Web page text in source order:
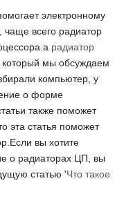
электронному
чаще всего радиатор
радиатор
который мы обсуждаем
компьютер, у
о форме
также поможет
эта статья поможет
вы хотите
о радиаторах ЦП, вы
статью 'Что такое